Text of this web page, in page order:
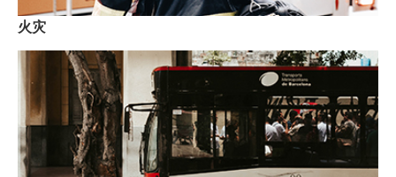
火灾